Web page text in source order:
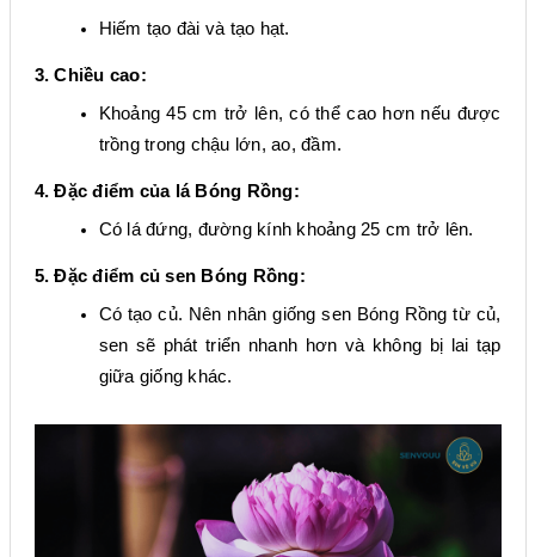
Hiếm tạo đài và tạo hạt.
3. Chiều cao:
Khoảng 45 cm trở lên, có thể cao hơn nếu được
trồng trong chậu lớn, ao, đầm.
4. Đặc điểm của lá Bóng Rồng:
Có lá đứng, đường kính khoảng 25 cm trở lên.
5. Đặc điểm củ sen Bóng Rồng:
Có tạo củ. Nên nhân giống sen Bóng Rồng từ củ,
sen sẽ phát triển nhanh hơn và không bị lai tạp
giữa giống khác.